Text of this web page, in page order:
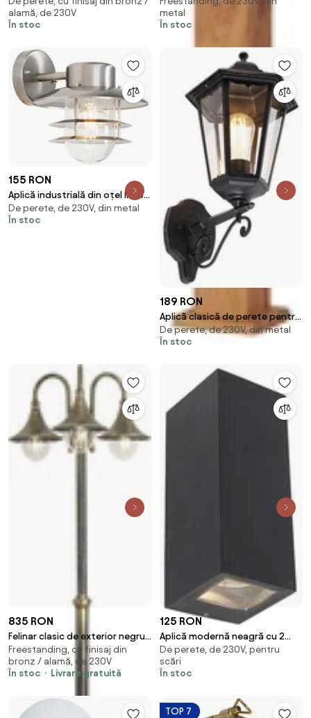
- Glasgow
alamă, de 230V
În stoc
IP44 - Malois
metal
În stoc
155 RON
Aplică industrială din oțel IP44 -
Shell
De perete, de 230V, din metal
În stoc
189 RON
Aplică clasică de perete pentru
exterior negru IP44 - Havana Up
De perete, de 230V, din metal
În stoc
835 RON
Felinar clasic de exterior negru
cu auriu antic 200cm 3 lumini
IP44 - Daphne
Freestanding, cu finisaj din
bronz / alamă, de 230V
În stoc
Livrare gratuită
125 RON
Aplică modernă neagră cu 2
lumini GU10 AR70 IP54 - Baleno
De perete, de 230V, pentru
scări
În stoc
TOP 7